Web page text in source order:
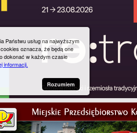
Państwu usług na najwyższym
oznacza, że będą one
dokonać w każdym czasie
informacji.
Rozumiem